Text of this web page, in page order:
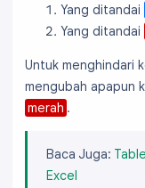
color:
font-
}
clear:
padding:
<input
<label
<div
<div
    </div>
<div
Yang ditandai
Yang ditandai
Untuk menghindari
mengubah apapun
merah .
Baca Juga:
Excel